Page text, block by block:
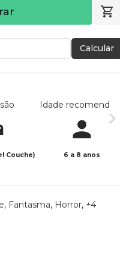
Calcular
Couche)
Idade recomendada
6 a 8 anos
, Fantasma, Horror, +4